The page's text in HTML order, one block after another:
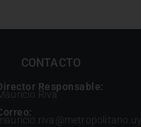
CONTACTO
Responsable:
Riva